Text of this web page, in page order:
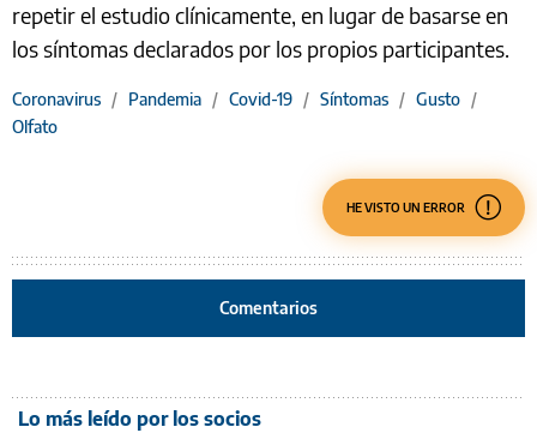
repetir el estudio clínicamente, en lugar de basarse en
los síntomas declarados por los propios participantes.
Coronavirus / Pandemia / Covid-19 / Síntomas / Gusto /
Olfato
HE VISTO UN ERROR
Comentarios
Lo más leído por los socios